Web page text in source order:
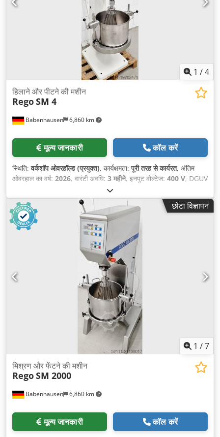
1 /4
Babenhausen 6,860 km
हिलाने और पीटने की मशीन
RegoSM 4
मूल्य जानकारी कॉल करें
स्थिति:वर्कशॉप ओवरहॉल्ड (प्रयुक्त), कार्यक्षमता:पूरी तरह से कार्यरत, अंतिम
ओवरहाल का वर्ष: 2026, वारंटी अवधि: 3 महीने, इनपुट वोल्टेज: 400 V, DGUV
, कुल लंबाई:
किग्रा, कुल चौड़ाई:720 मिमी, कुल ऊँचाई:1,760 मिमी, इलेक्ट्रिकल फ्यूज:16
A, इनपुट आवृत्ति: , खाली वजन:385 किग्रा, छोटा विज्ञापन
1 /7
Babenhausen 6,860 km
मिश्रण और फेंटने की मशीन
RegoSM 2000
मूल्य जानकारी कॉल करें